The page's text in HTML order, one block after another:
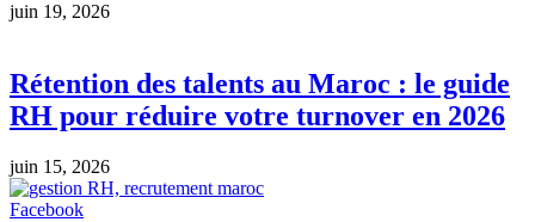
juin 19, 2026
Rétention des talents au Maroc : le guide
RH pour réduire votre turnover en 2026
juin 15, 2026
Facebook